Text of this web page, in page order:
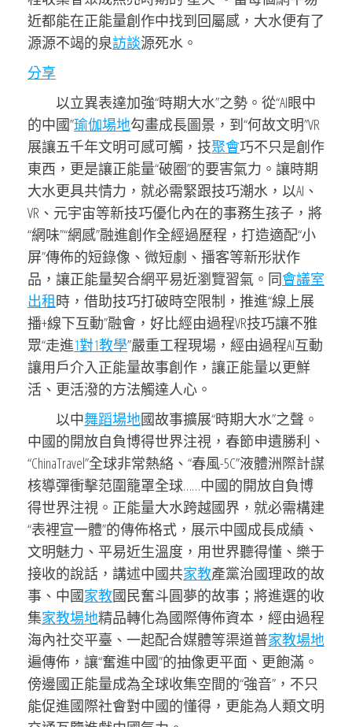
近都能在正能量創作中找到回屬感，大水便有了
源源不竭的泉訪談源死水。
分享
以立異表達加強“時期大水”之勢。從“AI眼中
的中國”瑜伽場地勾畫成長圖景，到“何故文明”VR
展讓五千年文明可感可觸，技聚會巧不只是創作
東西，更是讓正能量“破圈”的要害氣力。讓時期
大水更具共情力，就必需緊跟技巧潮水，以AI、
VR、元宇宙等新技巧優化內在的事務生孩子，將
“網味”“網感”融進創作全經過歷程，打造適配“小
屏”傳佈的短錄像、微短劇、播客等新形狀作
品，讓正能量契合網平易近瀏覽習氣。同會議室
出租時，借助技巧打破時空限制，推進“線上展
播+線下互動”融會，好比經由過程VR技巧讓不雅
眾“走進1對1教學”嚴重工程現場，經由過程AI互動
讓用戶介入正能量故事創作，讓正能量以更鮮
活、更活潑的方法觸達人心。
以中舞蹈場地國故事擴展“時期大水”之聲。
中國的開放自負博得世界注視，春節申遺勝利、
“ChinaTravel”全球非常熱絡、“春風-5C”液體洲際計謀
核導彈衝擊范圍籠罩全球……中國的開放自負博
得世界注視。正能量大水跨越國界，就必需構建
“表裡宣一體”的傳佈格式，展示中國成長成績、
文明魅力、平易近生溫度，用世界聽得懂、樂于
接收的說話，講述中國共家教產黨治國理政的故
事、中國家教國民奮斗圓夢的故事；將進選的收
集家教場地精品轉化為國際傳佈資本，經由過程
海內社交平臺、一起配合媒體等渠道普家教場地
遍傳佈，讓“奮進中國”的抽像更平面、更飽滿。
傍邊國正能量成為全球收集空間的“強音”，不只
能促進國際社會對中國的懂得，更能為人類文明